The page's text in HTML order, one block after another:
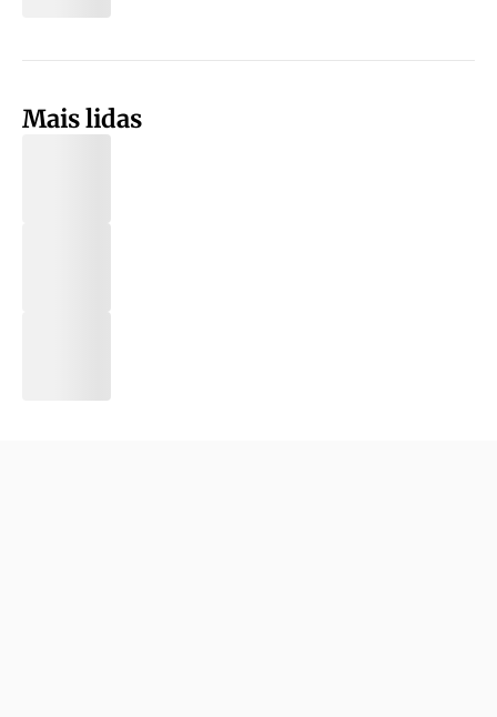
Mais lidas